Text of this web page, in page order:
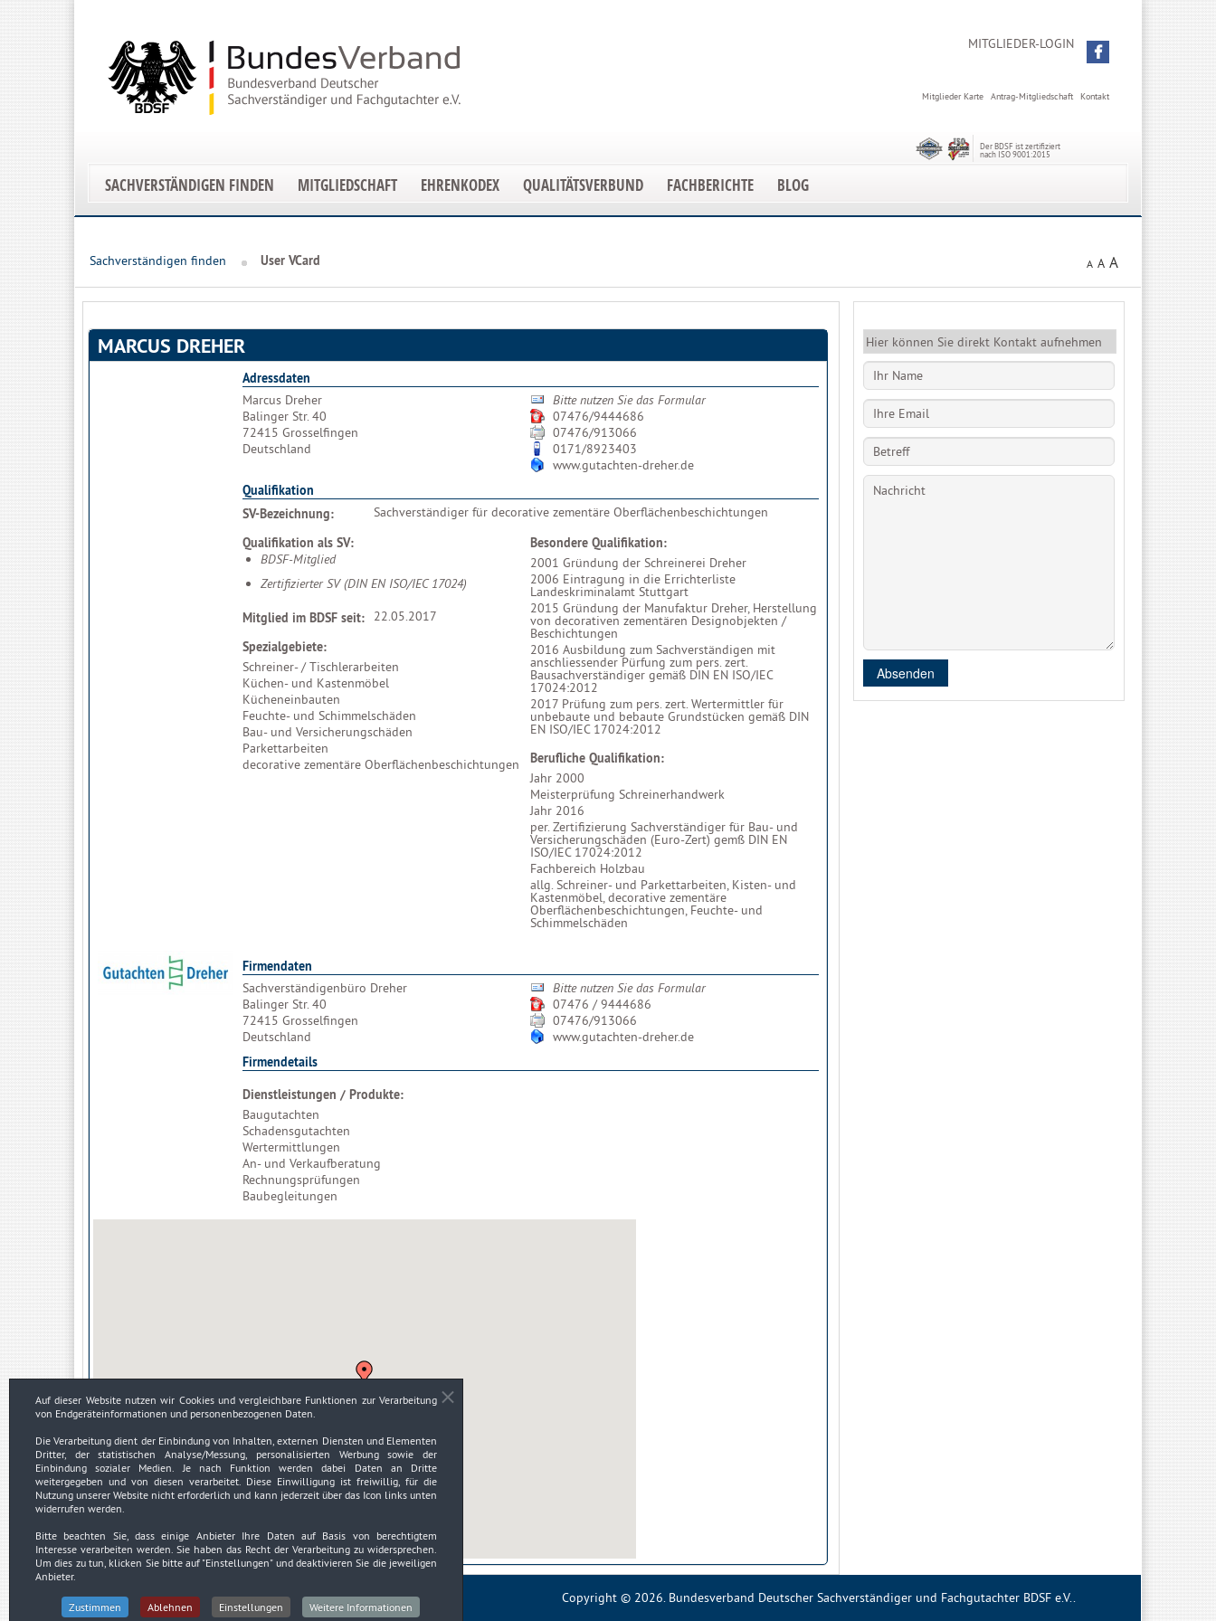
MITGLIEDER-LOGIN
Kontakt
Antrag-Mitgliedschaft
Mitglieder Karte
Der BDSF ist zertifiziert
nach ISO 9001:2015
SACHVERSTÄNDIGEN FINDEN MITGLIEDSCHAFT EHRENKODEX QUALITÄTSVERBUND FACHBERICHTE BLOG
Sachverständigen finden User VCard A A A
MARCUS DREHER
Adressdaten
Marcus Dreher
Balinger Str. 40
72415 Grosselfingen
Deutschland
Bitte nutzen Sie das Formular
07476/9444686
07476/913066
0171/8923403
www.gutachten-dreher.de
Qualifikation
SV-Bezeichnung:
Sachverständiger für decorative zementäre Oberflächenbeschichtungen
Qualifikation als SV:
BDSF-Mitglied
Zertifizierter SV (DIN EN ISO/IEC 17024)
Mitglied im BDSF seit:
22.05.2017
Spezialgebiete:
Schreiner- / Tischlerarbeiten
Küchen- und Kastenmöbel
Kücheneinbauten
Feuchte- und Schimmelschäden
Bau- und Versicherungschäden
Parkettarbeiten
decorative zementäre Oberflächenbeschichtungen
Besondere Qualifikation:
2001 Gründung der Schreinerei Dreher
2006 Eintragung in die Errichterliste
Landeskriminalamt Stuttgart
2015 Gründung der Manufaktur Dreher, Herstellung
von decorativen zementären Designobjekten /
Beschichtungen
2016 Ausbildung zum Sachverständigen mit
anschliessender Pürfung zum pers. zert.
Bausachverständiger gemäß DIN EN ISO/IEC
17024:2012
2017 Prüfung zum pers. zert. Wertermittler für
unbebaute und bebaute Grundstücken gemäß DIN
EN ISO/IEC 17024:2012
Berufliche Qualifikation:
Jahr 2000
Meisterprüfung Schreinerhandwerk
Jahr 2016
per. Zertifizierung Sachverständiger für Bau- und
Versicherungschäden (Euro-Zert) gemß DIN EN
ISO/IEC 17024:2012
Fachbereich Holzbau
allg. Schreiner- und Parkettarbeiten, Kisten- und
Kastenmöbel, decorative zementäre
Oberflächenbeschichtungen, Feuchte- und
Schimmelschäden
Firmendaten
Sachverständigenbüro Dreher
Balinger Str. 40
72415 Grosselfingen
Deutschland
Bitte nutzen Sie das Formular
07476 / 9444686
07476/913066
www.gutachten-dreher.de
Firmendetails
Dienstleistungen / Produkte:
Baugutachten
Schadensgutachten
Wertermittlungen
An- und Verkaufberatung
Rechnungsprüfungen
Baubegleitungen
Hier können Sie direkt Kontakt aufnehmen
Absenden
Impressum
Datenschutzerklärung Urheberrechtsnachweise
Copyright © 2026. Bundesverband Deutscher Sachverständiger und Fachgutachter BDSF e.V..
Auf dieser Website nutzen wir Cookies und vergleichbare Funktionen zur Verarbeitung
von Endgeräteinformationen und personenbezogenen Daten.
Die Verarbeitung dient der Einbindung von Inhalten, externen Diensten und Elementen
Dritter, der statistischen Analyse/Messung, personalisierten Werbung sowie der
Einbindung sozialer Medien. Je nach Funktion werden dabei Daten an Dritte
weitergegeben und von diesen verarbeitet. Diese Einwilligung ist freiwillig, für die
Nutzung unserer Website nicht erforderlich und kann jederzeit über das Icon links unten
widerrufen werden.
Bitte beachten Sie, dass einige Anbieter Ihre Daten auf Basis von berechtigtem
Interesse verarbeiten werden. Sie haben das Recht der Verarbeitung zu widersprechen.
Um dies zu tun, klicken Sie bitte auf "Einstellungen"und deaktivieren Sie die jeweiligen
Anbieter.
Zustimmen Ablehnen Einstellungen Weitere Informationen